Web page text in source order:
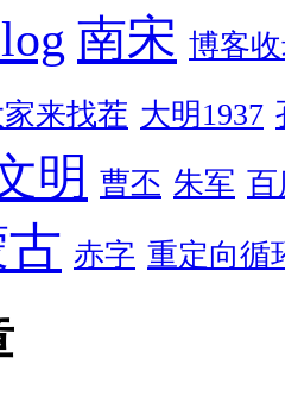
南宋 博客
来找茬 大明1937
明 曹丕 朱军 百
赤字 重定向循